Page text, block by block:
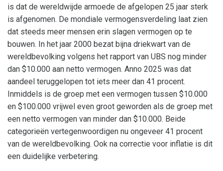
is dat de wereldwijde armoede de afgelopen 25 jaar sterk
is afgenomen. De mondiale vermogensverdeling laat zien
dat steeds meer mensen erin slagen vermogen op te
bouwen. In het jaar 2000 bezat bijna driekwart van de
wereldbevolking volgens het rapport van UBS nog minder
dan $10.000 aan netto vermogen. Anno 2025 was dat
aandeel teruggelopen tot iets meer dan 41 procent.
Inmiddels is de groep met een vermogen tussen $10.000
en $100.000 vrijwel even groot geworden als de groep met
een netto vermogen van minder dan $10.000. Beide
categorieën vertegenwoordigen nu ongeveer 41 procent
van de wereldbevolking. Ook na correctie voor inflatie is dit
een duidelijke verbetering.